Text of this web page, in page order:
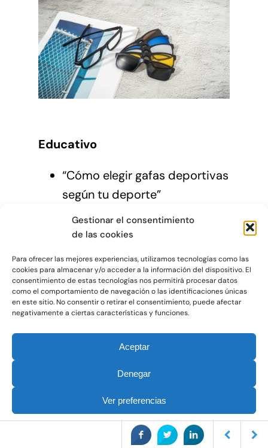
Gestionar el consentimiento
de las cookies
Para ofrecer las mejores experiencias, utilizamos tecnologías como las
cookies para almacenar y/o acceder a la información del dispositivo. El
consentimiento de estas tecnologías nos permitirá procesar datos
como el comportamiento de navegación o las identificaciones únicas
en este sitio. No consentir o retirar el consentimiento, puede afectar
negativamente a ciertas características y funciones.
Aceptar
Denegar
Ver preferencias
Política de PrivacidadAviso legal
Educativo
“Cómo elegir gafas deportivas
según tu deporte”
“Esto debes mirar antes de
comprar gafas running”
“Protección UV: lo que nadie
te explica”
“Errores al usar gafas
deportivas”
“Si haces deporte, seguro que
te ha pasado esto…”
“Entrenar con sol = esta cara